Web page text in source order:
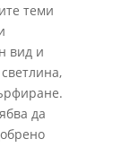
теми
вид и
да